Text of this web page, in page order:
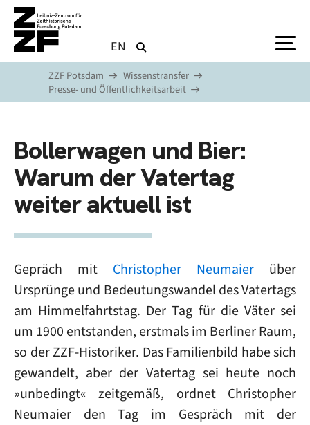
Direkt zum Inhalt
EN
ZZF Potsdam
Wissenstransfer
Presse- und Öffentlichkeitsarbeit
Bollerwagen und Bier:
Warum der Vatertag
weiter aktuell ist
Gepräch mit Christopher Neumaier über
Ursprünge und Bedeutungswandel des Vatertags
am Himmelfahrtstag. Der Tag für die Väter sei
um 1900 entstanden, erstmals im Berliner Raum,
so der ZZF-Historiker. Das Familienbild habe sich
gewandelt, aber der Vatertag sei heute noch
»unbedingt« zeitgemäß, ordnet Christopher
Neumaier den Tag im Gespräch mit der